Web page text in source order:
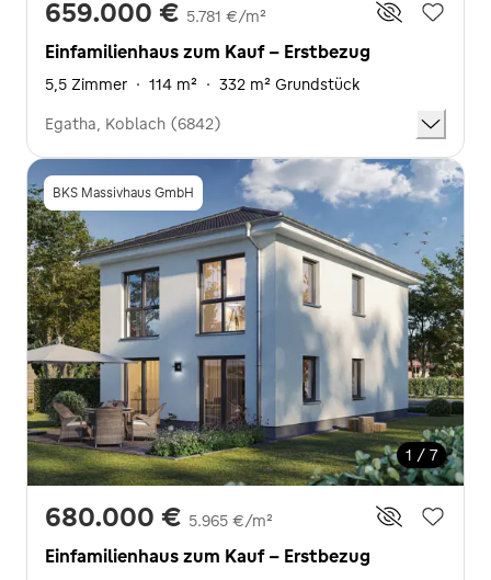
659.000 € 5.781 €/m²
Einfamilienhaus zum Kauf - Erstbezug
5,5 Zimmer · 114 m² · 332 m² Grundstück
Egatha, Koblach (6842)
BKS Massivhaus GmbH
1 / 7
680.000 € 5.965 €/m²
Einfamilienhaus zum Kauf - Erstbezug